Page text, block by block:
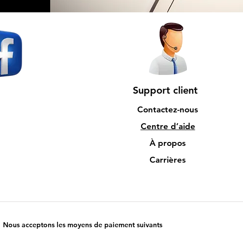
Support client
Contactez-nous
Centre d’aide
À propos
Carrières
Nous acceptons les moyens de paiement suivants